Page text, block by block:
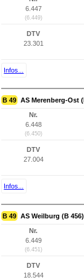
6.447
(6.449)
DTV
23.301
Infos...
B 49 AS Merenberg-Ost
Nr.
6.448
(6.450)
DTV
27.004
Infos...
B 49 AS Weilburg (B
Nr.
6.449
(6.451)
DTV
18.544